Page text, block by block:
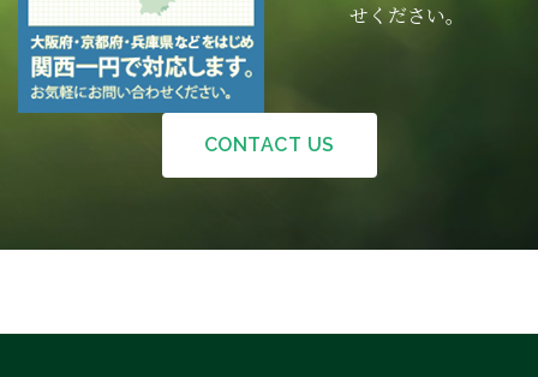
せください。
CONTACT US